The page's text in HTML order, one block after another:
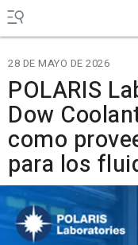
28 DE MAYO DE 2026
POLARIS
Dow
como
para los